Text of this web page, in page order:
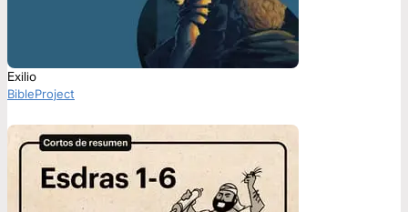
Exilio
BibleProject